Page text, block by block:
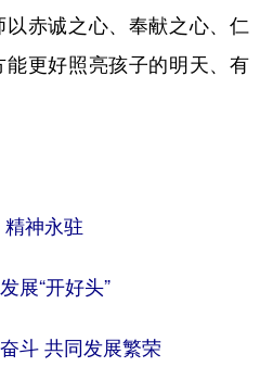
赤诚之心、奉献之心、仁
更好照亮孩子的明天、有
神永驻
展“开好头”
斗 共同发展繁荣